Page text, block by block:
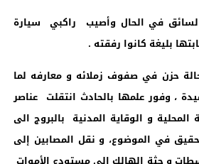
في الحال وأصيب راكبي سيارة
بليغة كانوا رفقته .
حزن في صفوف زملائه و معارفه لما
، وفور علمها بالحادث انتقلت عناصر
و الوقاية المدنية بالبروج الى
في الموضوع، و نقل المصابين إلى